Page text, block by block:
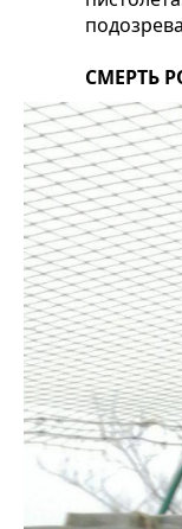
СМЕРТЬ